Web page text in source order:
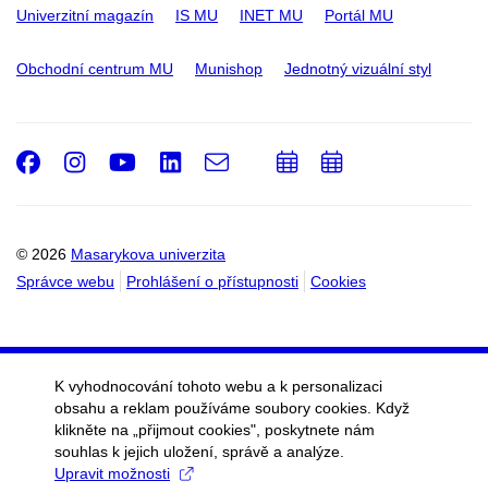
Univerzitní magazín IS MU INET MU Portál MU
Obchodní centrum MU Munishop Jednotný vizuální styl
© 2026 Masarykova univerzita
Správce webu
Prohlášení o přístupnosti Cookies
Facebook
Instagram
Youtube
LinkedIn
e-
PřidatPřidat
K vyhodnocování tohoto webu a k personalizaci
obsahu a reklam používáme soubory cookies. Když
klikněte na „přijmout cookies", poskytnete nám
souhlas k jejich uložení, správě a analýze.
Upravit možnosti